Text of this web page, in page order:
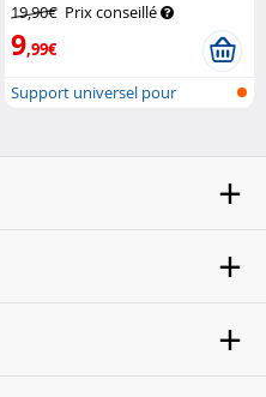
19,90€ Prix conseillé
9,99€
Support universel pour